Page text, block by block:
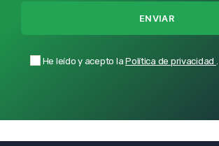
He leído y acepto laPolítica de privacidad .